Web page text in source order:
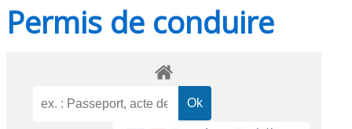
Permis de conduire